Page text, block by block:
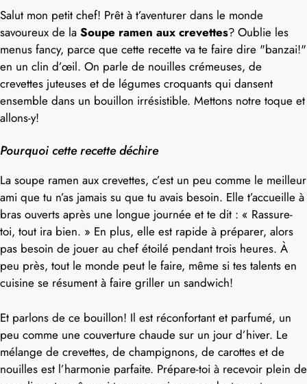
Salut mon petit chef! Prêt à t’aventurer dans le monde
savoureux de la Soupe ramen aux crevettes? Oublie les
menus fancy, parce que cette recette va te faire dire "banzai!"
en un clin d’œil. On parle de nouilles crémeuses, de
crevettes juteuses et de légumes croquants qui dansent
ensemble dans un bouillon irrésistible. Mettons notre toque et
allons-y!
Pourquoi cette recette déchire
La soupe ramen aux crevettes, c’est un peu comme le meilleur
ami que tu n’as jamais su que tu avais besoin. Elle t’accueille à
bras ouverts après une longue journée et te dit : « Rassure-
toi, tout ira bien. » En plus, elle est rapide à préparer, alors
pas besoin de jouer au chef étoilé pendant trois heures. À
peu près, tout le monde peut le faire, même si tes talents en
cuisine se résument à faire griller un sandwich!
Et parlons de ce bouillon! Il est réconfortant et parfumé, un
peu comme une couverture chaude sur un jour d’hiver. Le
mélange de crevettes, de champignons, de carottes et de
nouilles est l’harmonie parfaite. Prépare-toi à recevoir plein de